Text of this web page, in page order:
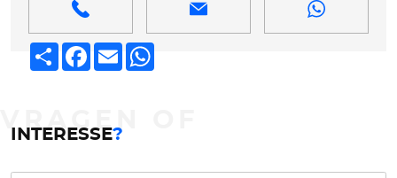
Deel Facebook
Email
INTERESSE?